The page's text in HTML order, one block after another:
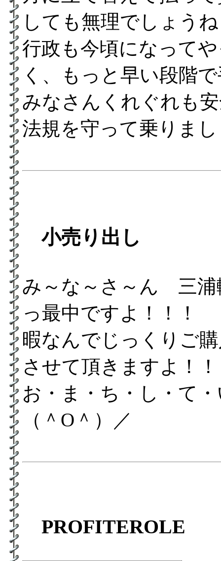
しても無理でしょう
行政も今頃になって
く、もっと早い段階
みなさんくれぐれも
法規を守って乗りま
小売り出し
み～な～さ～ん 三浦
っ最中ですよ！！！
暇なんでじっくりご
させて頂きますよ！
お・ま・ち・し・て
（＾O＾）／
PROFITEROLE